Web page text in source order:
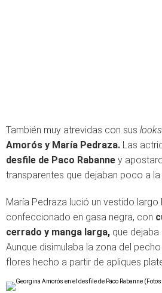
También muy atrevidas con sus looks
Amorós y María Pedraza. Las
desfile de Paco Rabanne y
transparentes que dejaban poco a la
María Pedraza lució un vestido largo
confeccionado en gasa negra, con
cerrado y manga larga, que dejaba
Aunque disimulaba la zona del
flores hecho a partir de apliques